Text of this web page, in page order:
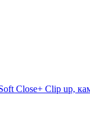
Сlose+ Clip up,